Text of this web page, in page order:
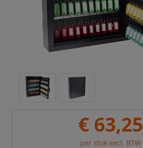
€ 63,25
per stuk excl. BTW